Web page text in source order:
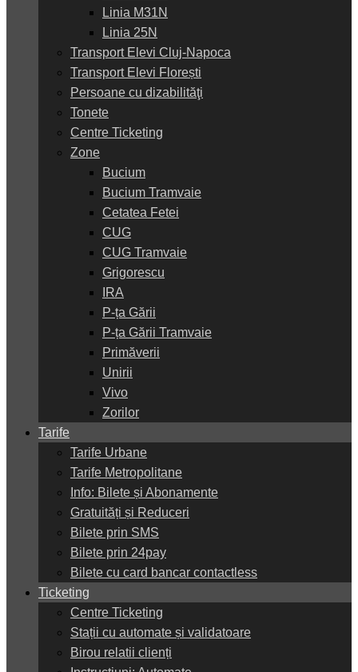
Linia M31N
Linia 25N
Transport Elevi Cluj-Napoca
Transport Elevi Florești
Persoane cu dizabilităţi
Tonete
Centre Ticketing
Zone
Bucium
Bucium Tramvaie
Cetatea Fetei
CUG
CUG Tramvaie
Grigorescu
IRA
P-ța Gării
P-ța Gării Tramvaie
Primăverii
Unirii
Vivo
Zorilor
Tarife
Tarife Urbane
Tarife Metropolitane
Info: Bilete și Abonamente
Gratuități și Reduceri
Bilete prin SMS
Bilete prin 24pay
Bilete cu card bancar contactless
Ticketing
Centre Ticketing
Stații cu automate și validatoare
Birou relatii clienți